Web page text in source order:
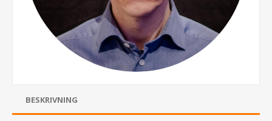
BESKRIVNING